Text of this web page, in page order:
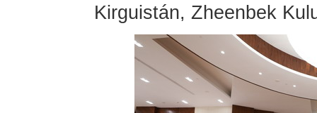
Kirguistán, Zheenbek